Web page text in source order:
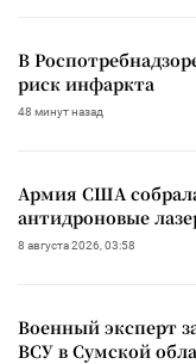
В
риск инфаркта
48 минут назад
Армия США
антидроновые
8 августа 2026, 03:58
Военный эксперт
ВСУ в Сумской